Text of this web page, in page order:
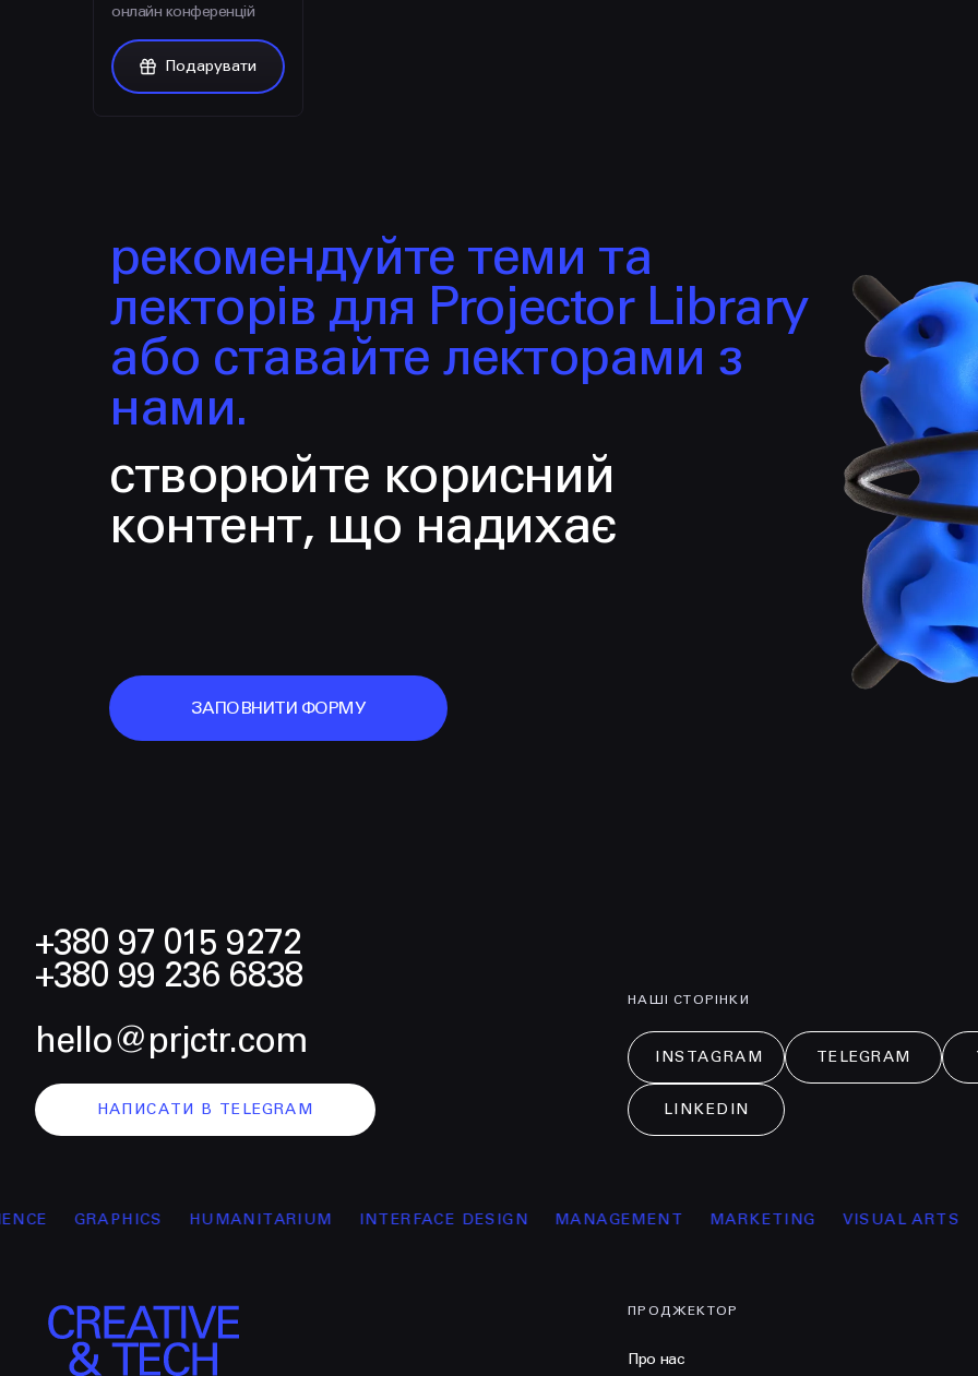
онлайн конференцій
Подарувати
рекомендуйте теми та
лекторів для Projector Library
або ставайте лекторами з
нами.
створюйте корисний
контент, що надихає
ЗАПОВНИТИ ФОРМУ
+380 97 015 9272
+380 99 236 6838
hello@prjctr.com
НАПИСАТИ В TELEGRAM
НАШІ СТОРІНКИ
INSTAGRAM TELEGRAM
LINKEDIN
HUMANITARIUM INTERFACE DESIGN MANAGEMENT MARKETING VISUAL ARTS ОСВІТА
ПРОДЖЕКТОР
Про нас